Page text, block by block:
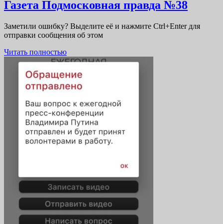
Газета Подмосковная правда №38Газета
Заметили ошибку? Выделите её и нажмите Ctrl+Enter для
отправки сообщения об этом
Читать полностьюЧитать
полностью